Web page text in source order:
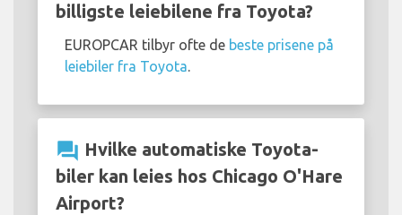
billigste leiebilene fra Toyota?
EUROPCAR tilbyr ofte de beste prisene på
leiebiler fra Toyota.
question_answer Hvilke automatiske Toyota-
biler kan leies hos Chicago O'Hare
Airport?